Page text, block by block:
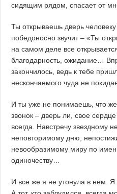
сидящим рядом, спасает от
Ты открываешь дверь
победоносно звучит – «Ты
на самом деле все
благодарность, ожидание…
закончилось, ведь к тебе
нескончаемого чуда не
И ты уже не понимаешь, что
звонок – дверь ли, свое
всегда. Навстречу звездному
неповторимому дню,
невообразимому миру по
одиночеству…
И все же я не утонула в нем. Я